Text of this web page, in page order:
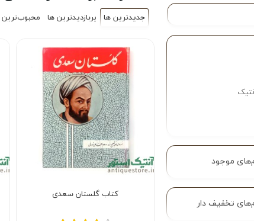
موجود
تخفیف دار
جدیدترین ها پربازدیدترین ها محبوب‌‌ترین
کتاب گلستان سعدی